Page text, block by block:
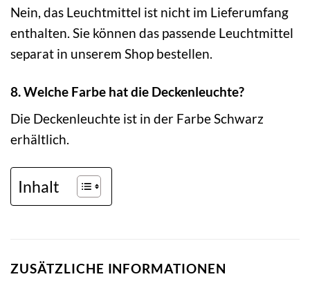
Nein, das Leuchtmittel ist nicht im Lieferumfang
enthalten. Sie können das passende Leuchtmittel
separat in unserem Shop bestellen.
8. Welche Farbe hat die Deckenleuchte?
Die Deckenleuchte ist in der Farbe Schwarz
erhältlich.
Inhalt
ZUSÄTZLICHE INFORMATIONEN